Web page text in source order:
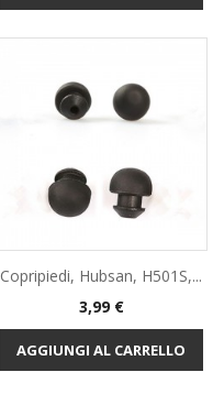
Copripiedi, Hubsan, H501S,...
Prezzo
3,99 €
AGGIUNGI AL CARRELLO